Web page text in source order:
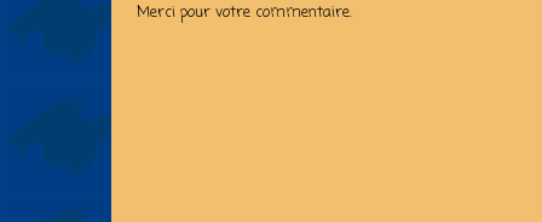
Merci pour votre commentaire.